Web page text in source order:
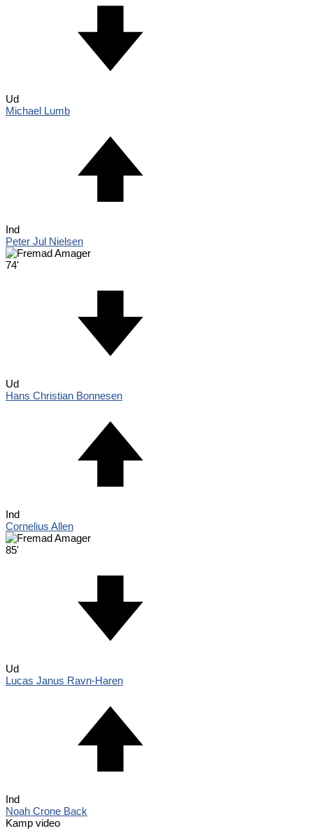
Ud
Michael Lumb
Ind
Peter Jul Nielsen
74'
Ud
Hans Christian Bonnesen
Ind
Cornelius Allen
85'
Ud
Lucas Janus Ravn-Haren
Ind
Noah Crone Back
Kamp video